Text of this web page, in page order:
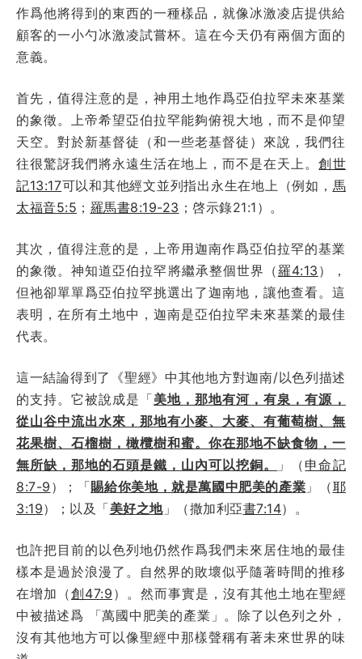
作爲他將得到的東西的一種樣品，就像冰激凌店提供給
顧客的一小勺冰激凌試嘗杯。這在今天仍有兩個方面的
意義。
首先，值得注意的是，神用土地作爲亞伯拉罕未來基業
的象徵。上帝希望亞伯拉罕能夠俯視大地，而不是仰望
天空。對於新基督徒（和一些老基督徒）來說，我們往
往很驚訝我們將永遠生活在地上，而不是在天上。創世
記13:17可以和其他經文並列指出永生在地上（例如， 馬
太福音5:5 ； 羅馬書8:19-23 ；啓示錄21:1）。
其次，值得注意的是，上帝用迦南作爲亞伯拉罕的基業
的象徵。神知道亞伯拉罕將繼承整個世界（羅4:13 ），
但祂卻單單爲亞伯拉罕挑選出了迦南地，讓他查看。這
表明，在所有土地中，迦南是亞伯拉罕未來基業的最佳
代表。
這一結論得到了《聖經》中其他地方對迦南/以色列描述
的支持。它被說成是「美地，那地有河，有泉，有源，
從山谷中流出水來，那地有小麥、大麥、有葡萄樹、無
花果樹、石榴樹，橄欖樹和蜜。你在那地不缺食物，一
無所缺，那地的石頭是鐵，山內可以挖銅。
」（ 申命記
8:7-9 ）；「賜給你美地，就是萬國中肥美的產業 」（耶
3:19）；以及「美好之地」（撒加利亞書7:14）。
也許把目前的以色列地仍然作爲我們未來居住地的最佳
樣本是過於浪漫了。自然界的敗壞似乎隨著時間的推移
在增加（創47:9 ）。然而事實是，沒有其他土地在聖經
中被描述爲 「萬國中肥美的產業」。除了以色列之外，
沒有其他地方可以像聖經中那樣聲稱有著未來世界的味